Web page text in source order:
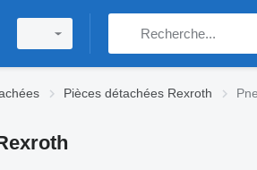
Pièces détachées Rexroth